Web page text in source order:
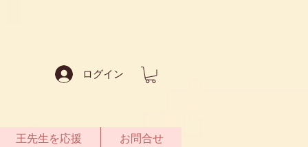
ログイン
王先生を応援 お問合せ